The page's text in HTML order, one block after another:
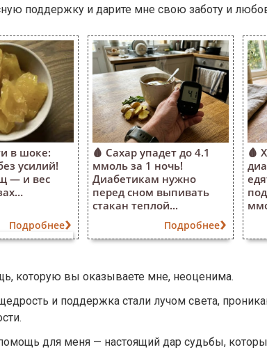
поддержку и дарите мне свою заботу и
в шоке:
усилий!
— и вес
Подробнее
🩸 Сахар упадет до 4.1
ммоль за 1 ночь!
Диабетикам нужно
перед сном выпивать
стакан теплой...
Подробнее
🩸
которую вы оказываете мне, неоценима.
и поддержка стали лучом света,
для меня — настоящий дар судьбы,